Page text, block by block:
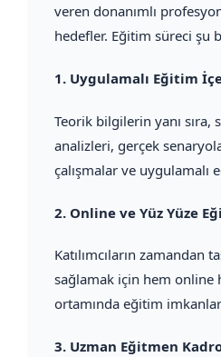
veren donanımlı
hedefler. Eğitim süreci şu
1. Uygulamalı Eğitim
Teorik bilgilerin yanı sıra,
analizleri, gerçek
çalışmalar ve uygulamalı
2. Online ve Yüz Yüze
Katılımcıların zamandan
sağlamak için hem online
ortamında eğitim
3. Uzman Eğitmen